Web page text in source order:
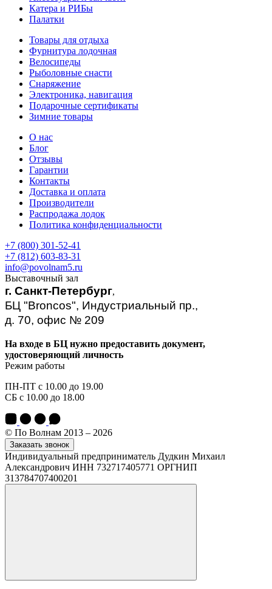
Катера и РИБы
Палатки
Товары для отдыха
Фурнитура лодочная
Велосипеды
Рыболовные снасти
Снаряжение
Электроника, навигация
Подарочные сертификаты
Зимние товары
О нас
Блог
Отзывы
Гарантии
Контакты
Доставка и оплата
Производители
Распродажа лодок
Политика конфиденциальности
+7 (800) 301-52-41
+7 (812) 603-83-31
info@povolnam5.ru
Выставочный зал
г. Санкт-Петербург,
БЦ "Broncos", Индустриальный пр.,
д. 70, офис № 209
На входе в БЦ нужно предоставить документ,
удостоверяющий личность
Режим работы
ПН-ПТ с 10.00 до 19.00
СБ с 10.00 до 18.00
© По Волнам 2013 – 2026
Заказать звонок
Индивидуальный предприниматель Дудкин Михаил
Александрович ИНН 732717405771 ОРГНИП
313784707400201